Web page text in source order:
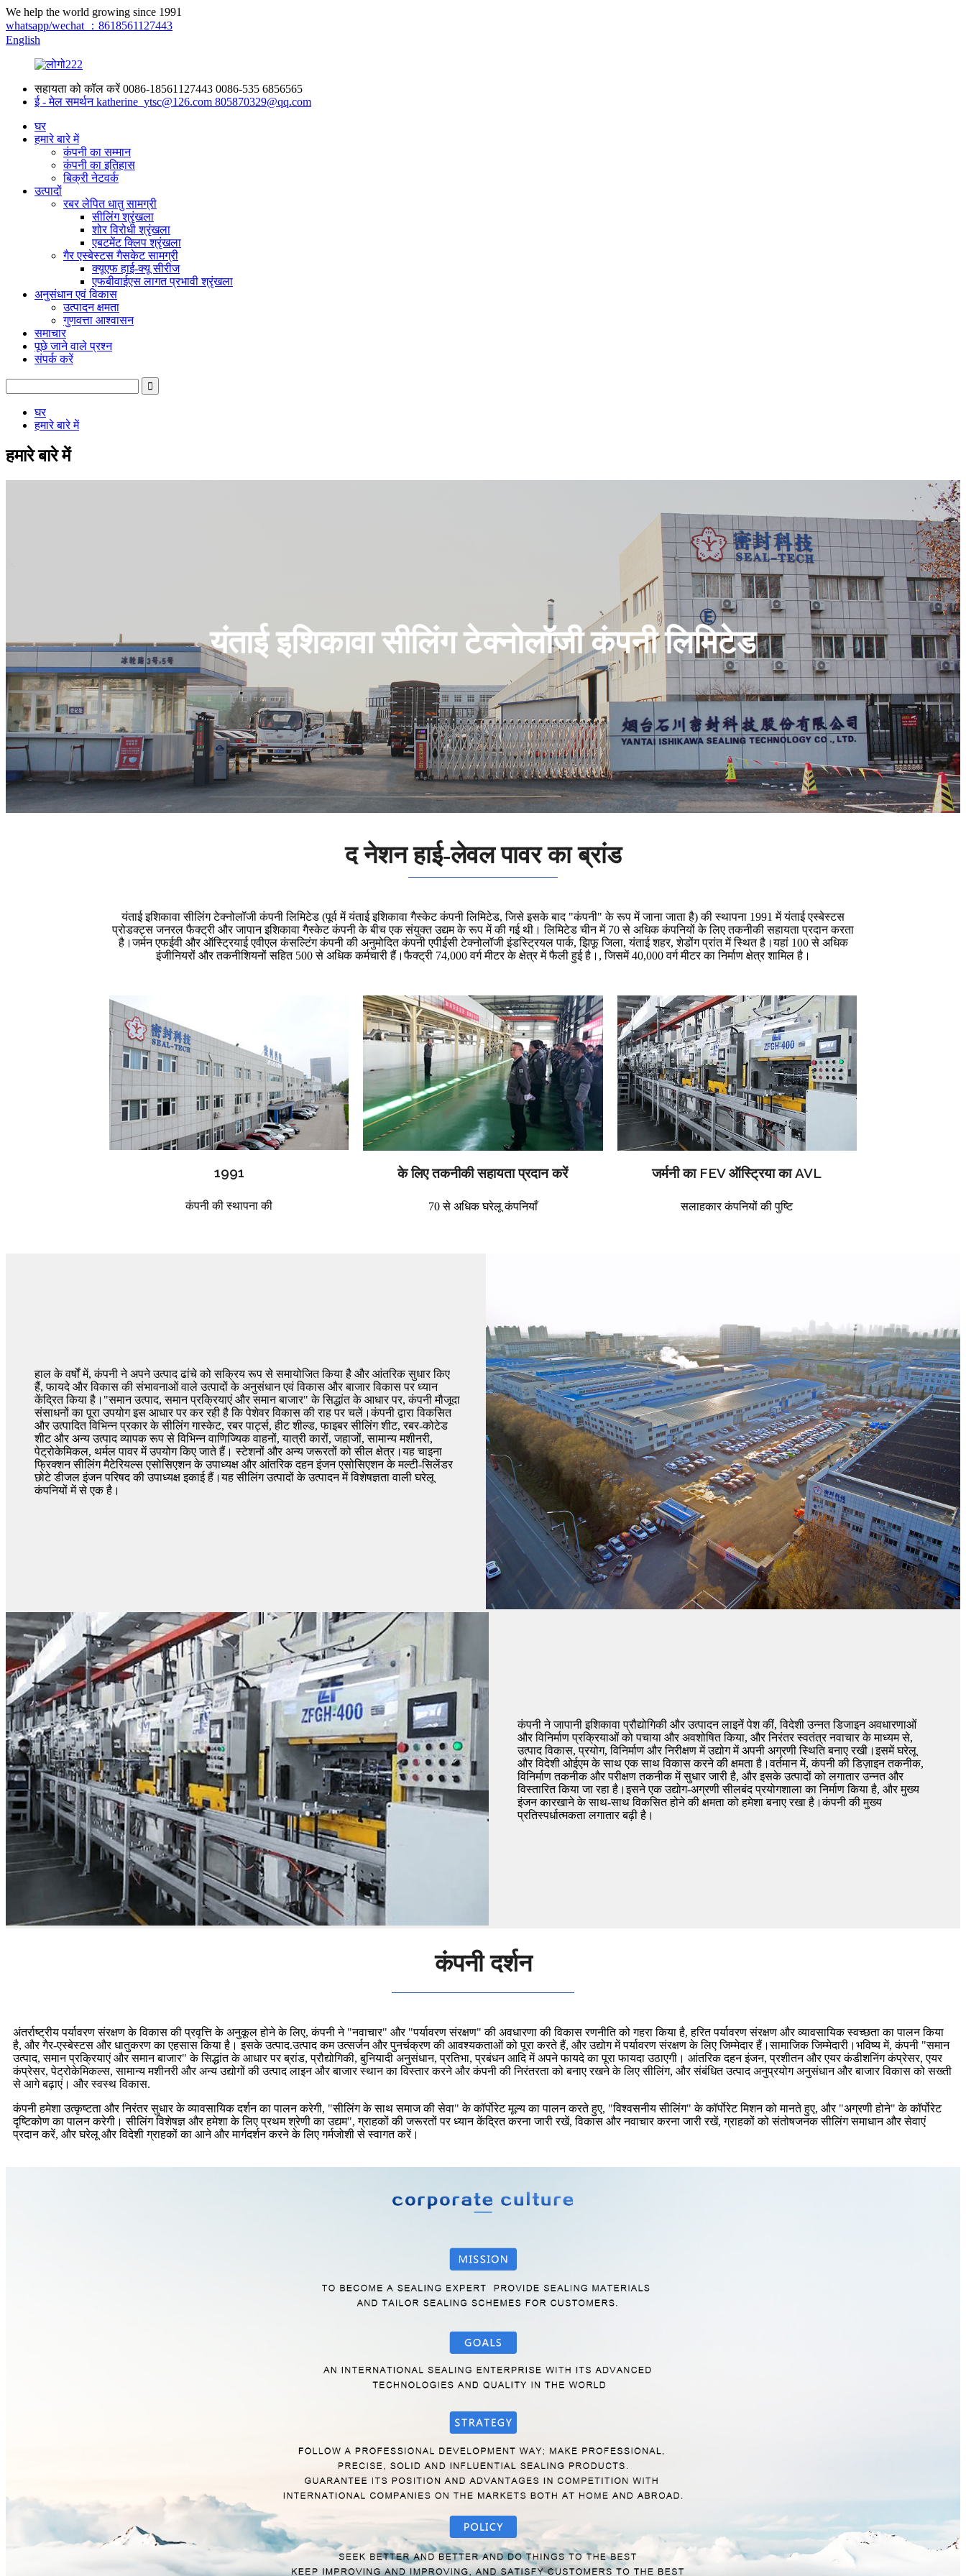
We help the world growing since 1991
whatsapp/wechat ：8618561127443
English
सहायता को कॉल करें 0086-18561127443 0086-535 6856565
ई - मेल समर्थन katherine_ytsc@126.com 805870329@qq.com
घर
हमारे बारे में
कंपनी का सम्मान
कंपनी का इतिहास
बिक्री नेटवर्क
उत्पादों
रबर लेपित धातु सामग्री
सीलिंग श्रृंखला
शोर विरोधी श्रृंखला
एबटमेंट क्लिप श्रृंखला
गैर एस्बेस्टस गैसकेट सामग्री
क्यूएफ हाई-क्यू सीरीज
एफबीवाईएस लागत प्रभावी श्रृंखला
अनुसंधान एवं विकास
उत्पादन क्षमता
गुणवत्ता आश्वासन
समाचार
पूछे जाने वाले प्रश्न
संपर्क करें
घर
हमारे बारे में
हमारे बारे में
यंताई इशिकावा सीलिंग टेक्नोलॉजी कंपनी लिमिटेड
द नेशन हाई-लेवल पावर का ब्रांड
यंताई इशिकावा सीलिंग टेक्नोलॉजी कंपनी लिमिटेड (पूर्व में यंताई इशिकावा गैस्केट कंपनी लिमिटेड, जिसे इसके बाद "कंपनी" के रूप में जाना जाता है) की स्थापना 1991 में यंताई एस्बेस्टस
प्रोडक्ट्स जनरल फैक्ट्री और जापान इशिकावा गैस्केट कंपनी के बीच एक संयुक्त उद्यम के रूप में की गई थी। लिमिटेड चीन में 70 से अधिक कंपनियों के लिए तकनीकी सहायता प्रदान करता
है।जर्मन एफईवी और ऑस्ट्रियाई एवीएल कंसल्टिंग कंपनी की अनुमोदित कंपनी एपीईसी टेक्नोलॉजी इंडस्ट्रियल पार्क, झिफू जिला, यंताई शहर, शेडोंग प्रांत में स्थित है।यहां 100 से अधिक
इंजीनियरों और तकनीशियनों सहित 500 से अधिक कर्मचारी हैं।फैक्ट्री 74,000 वर्ग मीटर के क्षेत्र में फैली हुई है।, जिसमें 40,000 वर्ग मीटर का निर्माण क्षेत्र शामिल है।
1991
कंपनी की स्थापना की
के लिए तकनीकी सहायता प्रदान करें
70 से अधिक घरेलू कंपनियाँ
जर्मनी का FEV ऑस्ट्रिया का AVL
सलाहकार कंपनियों की पुष्टि
हाल के वर्षों में, कंपनी ने अपने उत्पाद ढांचे को सक्रिय रूप से समायोजित किया है और आंतरिक सुधार किए
हैं, फायदे और विकास की संभावनाओं वाले उत्पादों के अनुसंधान एवं विकास और बाजार विकास पर ध्यान
केंद्रित किया है।"समान उत्पाद, समान प्रक्रियाएं और समान बाजार" के सिद्धांत के आधार पर, कंपनी मौजूदा
संसाधनों का पूरा उपयोग इस आधार पर कर रही है कि पेशेवर विकास की राह पर चलें।कंपनी द्वारा विकसित
और उत्पादित विभिन्न प्रकार के सीलिंग गास्केट, रबर पार्ट्स, हीट शील्ड, फाइबर सीलिंग शीट, रबर-कोटेड
शीट और अन्य उत्पाद व्यापक रूप से विभिन्न वाणिज्यिक वाहनों, यात्री कारों, जहाजों, सामान्य मशीनरी,
पेट्रोकेमिकल, थर्मल पावर में उपयोग किए जाते हैं। स्टेशनों और अन्य जरूरतों को सील क्षेत्र।यह चाइना
फ्रिक्शन सीलिंग मैटेरियल्स एसोसिएशन के उपाध्यक्ष और आंतरिक दहन इंजन एसोसिएशन के मल्टी-सिलेंडर
छोटे डीजल इंजन परिषद की उपाध्यक्ष इकाई हैं।यह सीलिंग उत्पादों के उत्पादन में विशेषज्ञता वाली घरेलू
कंपनियों में से एक है।
कंपनी ने जापानी इशिकावा प्रौद्योगिकी और उत्पादन लाइनें पेश कीं, विदेशी उन्नत डिजाइन अवधारणाओं
और विनिर्माण प्रक्रियाओं को पचाया और अवशोषित किया, और निरंतर स्वतंत्र नवाचार के माध्यम से,
उत्पाद विकास, प्रयोग, विनिर्माण और निरीक्षण में उद्योग में अपनी अग्रणी स्थिति बनाए रखी।इसमें घरेलू
और विदेशी ओईएम के साथ एक साथ विकास करने की क्षमता है।वर्तमान में, कंपनी की डिज़ाइन तकनीक,
विनिर्माण तकनीक और परीक्षण तकनीक में सुधार जारी है, और इसके उत्पादों को लगातार उन्नत और
विस्तारित किया जा रहा है।इसने एक उद्योग-अग्रणी सीलबंद प्रयोगशाला का निर्माण किया है, और मुख्य
इंजन कारखाने के साथ-साथ विकसित होने की क्षमता को हमेशा बनाए रखा है।कंपनी की मुख्य
प्रतिस्पर्धात्मकता लगातार बढ़ी है।
कंपनी दर्शन
अंतर्राष्ट्रीय पर्यावरण संरक्षण के विकास की प्रवृत्ति के अनुकूल होने के लिए, कंपनी ने "नवाचार" और "पर्यावरण संरक्षण" की अवधारणा की विकास रणनीति को गहरा किया है, हरित पर्यावरण संरक्षण और व्यावसायिक स्वच्छता का पालन किया
है, और गैर-एस्बेस्टस और धातुकरण का एहसास किया है। इसके उत्पाद.उत्पाद कम उत्सर्जन और पुनर्चक्रण की आवश्यकताओं को पूरा करते हैं, और उद्योग में पर्यावरण संरक्षण के लिए जिम्मेदार हैं।सामाजिक जिम्मेदारी।भविष्य में, कंपनी "समान
उत्पाद, समान प्रक्रियाएं और समान बाजार" के सिद्धांत के आधार पर ब्रांड, प्रौद्योगिकी, बुनियादी अनुसंधान, प्रतिभा, प्रबंधन आदि में अपने फायदे का पूरा फायदा उठाएगी। आंतरिक दहन इंजन, प्रशीतन और एयर कंडीशनिंग कंप्रेसर, एयर
कंप्रेसर, पेट्रोकेमिकल्स, सामान्य मशीनरी और अन्य उद्योगों की उत्पाद लाइन और बाजार स्थान का विस्तार करने और कंपनी की निरंतरता को बनाए रखने के लिए सीलिंग, और संबंधित उत्पाद अनुप्रयोग अनुसंधान और बाजार विकास को सख्ती
से आगे बढ़ाएं। और स्वस्थ विकास.
कंपनी हमेशा उत्कृष्टता और निरंतर सुधार के व्यावसायिक दर्शन का पालन करेगी, "सीलिंग के साथ समाज की सेवा" के कॉर्पोरेट मूल्य का पालन करते हुए, "विश्वसनीय सीलिंग" के कॉर्पोरेट मिशन को मानते हुए, और "अग्रणी होने" के कॉर्पोरेट
दृष्टिकोण का पालन करेगी। सीलिंग विशेषज्ञ और हमेशा के लिए प्रथम श्रेणी का उद्यम", ग्राहकों की जरूरतों पर ध्यान केंद्रित करना जारी रखें, विकास और नवाचार करना जारी रखें, ग्राहकों को संतोषजनक सीलिंग समाधान और सेवाएं
प्रदान करें, और घरेलू और विदेशी ग्राहकों का आने और मार्गदर्शन करने के लिए गर्मजोशी से स्वागत करें।